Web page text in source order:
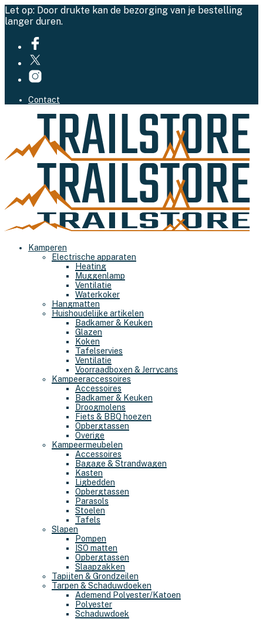
Let op: Door drukte kan de bezorging van je bestelling
langer duren.
Contact
Kamperen
Electrische apparaten
Heating
Muggenlamp
Ventilatie
Waterkoker
Hangmatten
Huishoudelijke artikelen
Badkamer & Keuken
Glazen
Koken
Tafelservies
Ventilatie
Voorraadboxen & Jerrycans
Kampeeraccessoires
Accessoires
Badkamer & Keuken
Droogmolens
Fiets & BBQ hoezen
Opbergtassen
Overige
Kampeermeubelen
Accessoires
Bagage & Strandwagen
Kasten
Ligbedden
Opbergtassen
Parasols
Stoelen
Tafels
Slapen
Pompen
ISO matten
Opbergtassen
Slaapzakken
Tapijten & Grondzeilen
Tarpen & Schaduwdoeken
Ademend Polyester/Katoen
Polyester
Schaduwdoek